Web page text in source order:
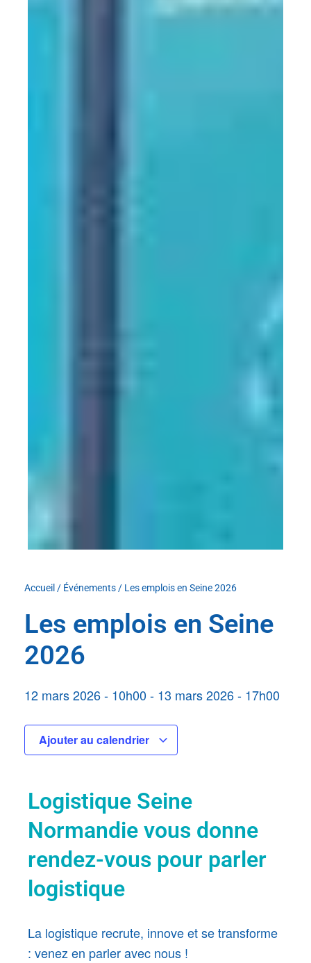
Accueil / Événements/ Les emplois en Seine 2026
Les emplois en Seine
2026
12 mars 2026- 10h00- 13 mars 2026- 17h00
Ajouter au calendrier
Logistique Seine
Normandie vous donne
rendez-vous pour parler
logistique
La logistique recrute, innove et se transforme
: venez en parler avec nous !